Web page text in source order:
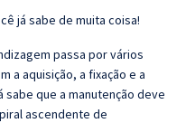
já sabe de muita coisa!
passa por vários
a aquisição, a fixação e a
sabe que a manutenção deve
ascendente de